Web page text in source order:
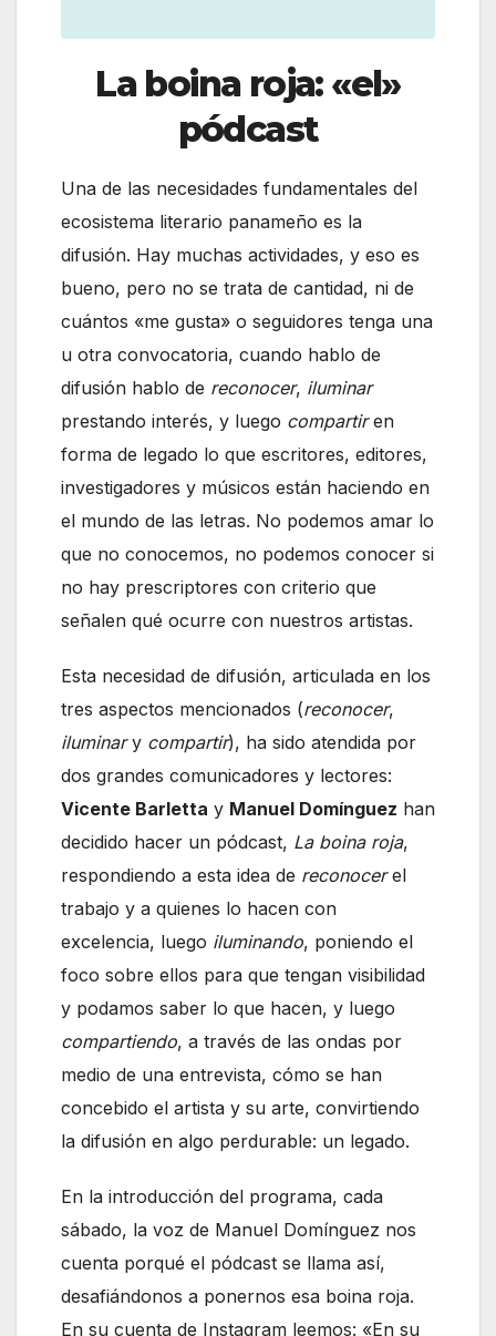
La boina roja: «el»
pódcast
Una de las necesidades fundamentales del
ecosistema literario panameño es la
difusión. Hay muchas actividades, y eso es
bueno, pero no se trata de cantidad, ni de
cuántos «me gusta» o seguidores tenga una
u otra convocatoria, cuando hablo de
difusión hablo de reconocer, iluminar
prestando interés, y luego compartiren
forma de legado lo que escritores, editores,
investigadores y músicos están haciendo en
el mundo de las letras. No podemos amar lo
que no conocemos, no podemos conocer si
no hay prescriptores con criterio que
señalen qué ocurre con nuestros artistas.
Esta necesidad de difusión, articulada en los
tres aspectos mencionados (reconocer,
iluminary compartir), ha sido atendida por
dos grandes comunicadores y lectores:
Vicente Barletta y Manuel Domínguez han
decidido hacer un pódcast, La boina roja,
respondiendo a esta idea de reconocerel
trabajo y a quienes lo hacen con
excelencia, luego iluminando, poniendo el
foco sobre ellos para que tengan visibilidad
y podamos saber lo que hacen, y luego
compartiendo, a través de las ondas por
medio de una entrevista, cómo se han
concebido el artista y su arte, convirtiendo
la difusión en algo perdurable: un legado.
En la introducción del programa, cada
sábado, la voz de Manuel Domínguez nos
cuenta porqué el pódcast se llama así,
desafiándonos a ponernos esa boina roja.
En su cuenta de Instagram leemos: «En su